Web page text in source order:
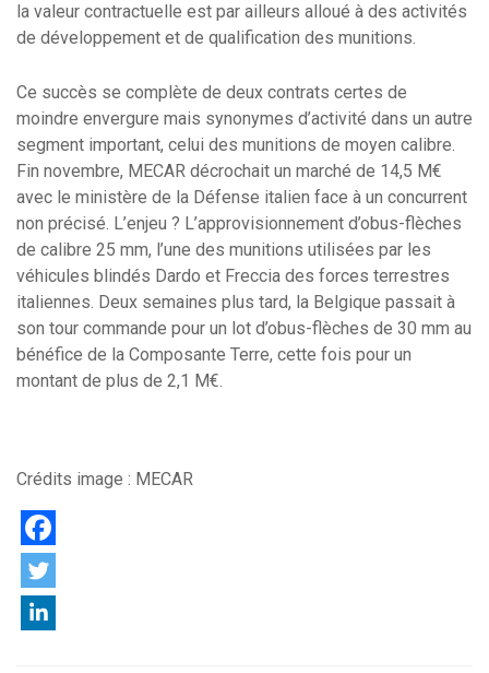
la valeur contractuelle est par ailleurs alloué à des activités
de développement et de qualification des munitions.
Ce succès se complète de deux contrats certes de
moindre envergure mais synonymes d’activité dans un autre
segment important, celui des munitions de moyen calibre.
Fin novembre, MECAR décrochait un marché de 14,5 M€
avec le ministère de la Défense italien face à un concurrent
non précisé. L’enjeu ? L’approvisionnement d’obus-flèches
de calibre 25 mm, l’une des munitions utilisées par les
véhicules blindés Dardo et Freccia des forces terrestres
italiennes. Deux semaines plus tard, la Belgique passait à
son tour commande pour un lot d’obus-flèches de 30 mm au
bénéfice de la Composante Terre, cette fois pour un
montant de plus de 2,1 M€.
Crédits image : MECAR